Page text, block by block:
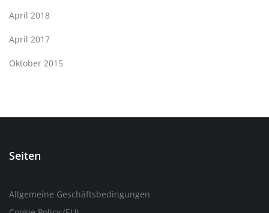
April 2018
April 2017
Oktober 2015
Seiten
Allgemeine Geschäftsbedingungen